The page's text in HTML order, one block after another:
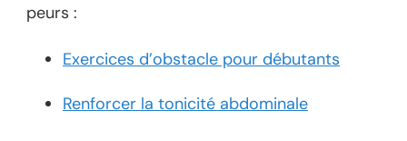
peurs :
Exercices d’obstacle pour débutants
Renforcer la tonicité abdominale